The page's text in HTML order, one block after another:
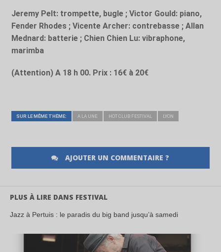
Jeremy Pelt: trompette, bugle ; Victor Gould: piano,
Fender Rhodes ; Vicente Archer: contrebasse ; Allan
Mednard: batterie ; Chien Chien Lu: vibraphone,
marimba
(Attention) A 18 h 00. Prix : 16€ à 20€
SUR LE MÊME THÈME: A LA UNE HOT CLUB FESTIVAL LYON
AJOUTER UN COMMENTAIRE ?
PLUS À LIRE DANS FESTIVAL
Jazz à Pertuis : le paradis du big band jusqu’à samedi